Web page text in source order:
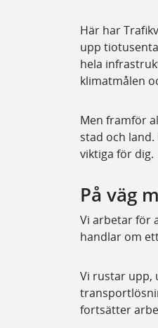
Här har
upp
hela
klimatmålen
Men framför
stad och
viktiga för dig.
På väg
Vi arbetar för
handlar om
Vi rustar upp,
fortsätter